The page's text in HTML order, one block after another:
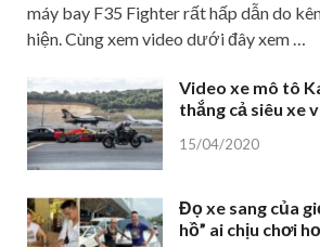
máy bay F35 Fighter rất hấp dẫn do
hiện. Cùng xem video dưới đây xem …
Video xe mô tô
thắng cả siêu xe
15/04/2020
Đọ xe sang của
hồ” ai chịu chơi